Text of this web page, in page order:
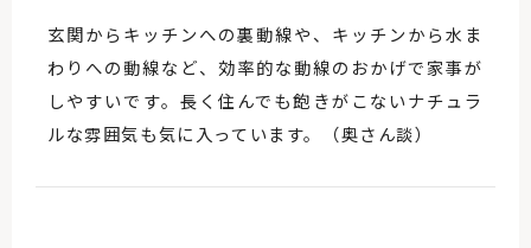
玄関からキッチンへの裏動線や、キッチンから水ま
わりへの動線など、効率的な動線のおかげで家事が
しやすいです。長く住んでも飽きがこないナチュラ
ルな雰囲気も気に入っています。（奥さん談）